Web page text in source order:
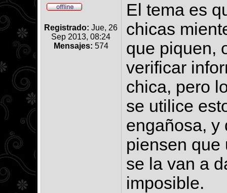
Registrado: Jue, 26
Sep 2013, 08:24
Mensajes: 574
El tema es
chicas
que piquen,
verificar
chica, pero
se utilice
engañosa, y
piensen que
se la van a
imposible.